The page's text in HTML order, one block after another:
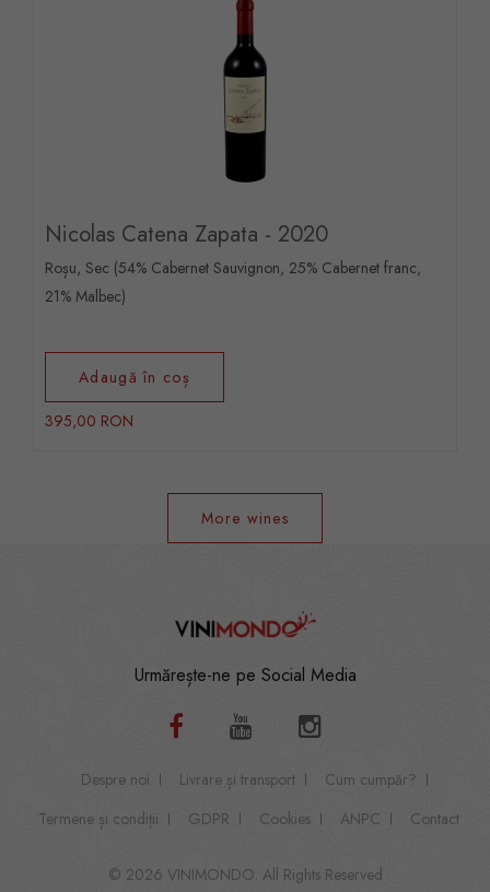
Nicolas Catena Zapata - 2020
Roșu, Sec (54% Cabernet Sauvignon, 25% Cabernet franc,
21% Malbec)
Adaugă în coș
395,00 RON
More wines
Urmărește-ne pe Social Media
Despre noi Livrare și transport
Cum cumpăr?
Termene și condiții
GDPR Cookies ANPC Contact
© 2026 VINIMONDO. All Rights Reserved